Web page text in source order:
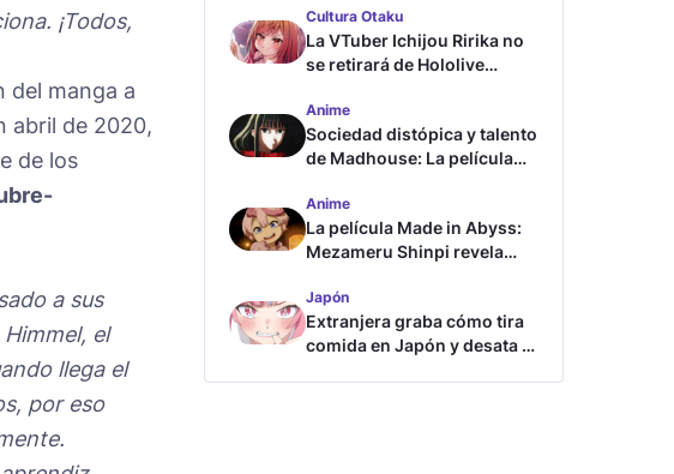
¡Todos,
del manga a
abril de 2020,
de los
a sus
el
llega el
por eso
Cultura Otaku
La VTuber Ichijou Ririka no
se retirará de Hololive
Anime
Sociedad distópica y talento
de Madhouse: La película
tráiler
Anime
La película Made in Abyss:
Mezameru Shinpi revela
Japón
Extranjera graba cómo tira
comida en Japón y desata la